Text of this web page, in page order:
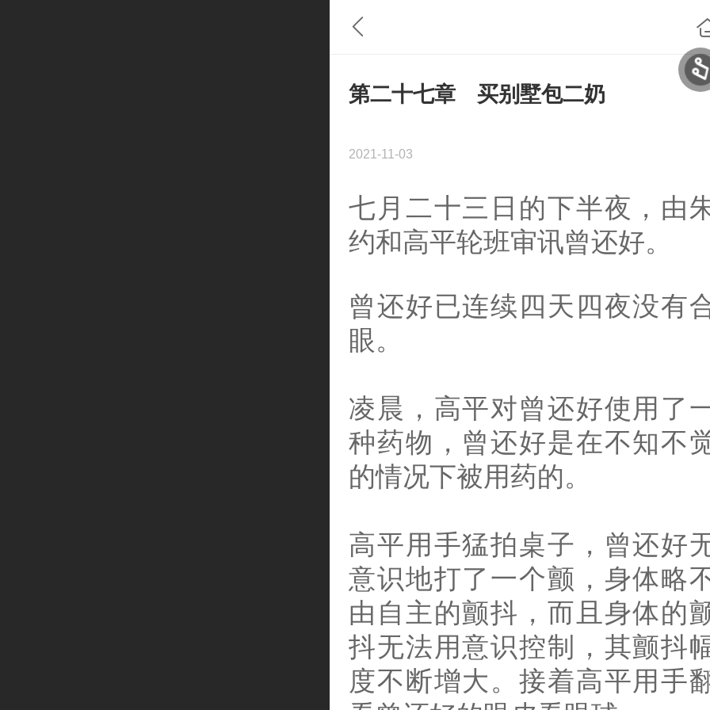
第二十七章 买别墅包二奶
2021-11-03
七月二十三日的下半夜，由
约和高平轮班审讯曾还好。
曾还好已连续四天四夜没有
眼。
凌晨，高平对曾还好使用了
种药物，曾还好是在不知不
的情况下被用药的。
高平用手猛拍桌子，曾还好
意识地打了一个颤，身体略
由自主的颤抖，而且身体的
抖无法用意识控制，其颤抖
度不断增大。接着高平用手